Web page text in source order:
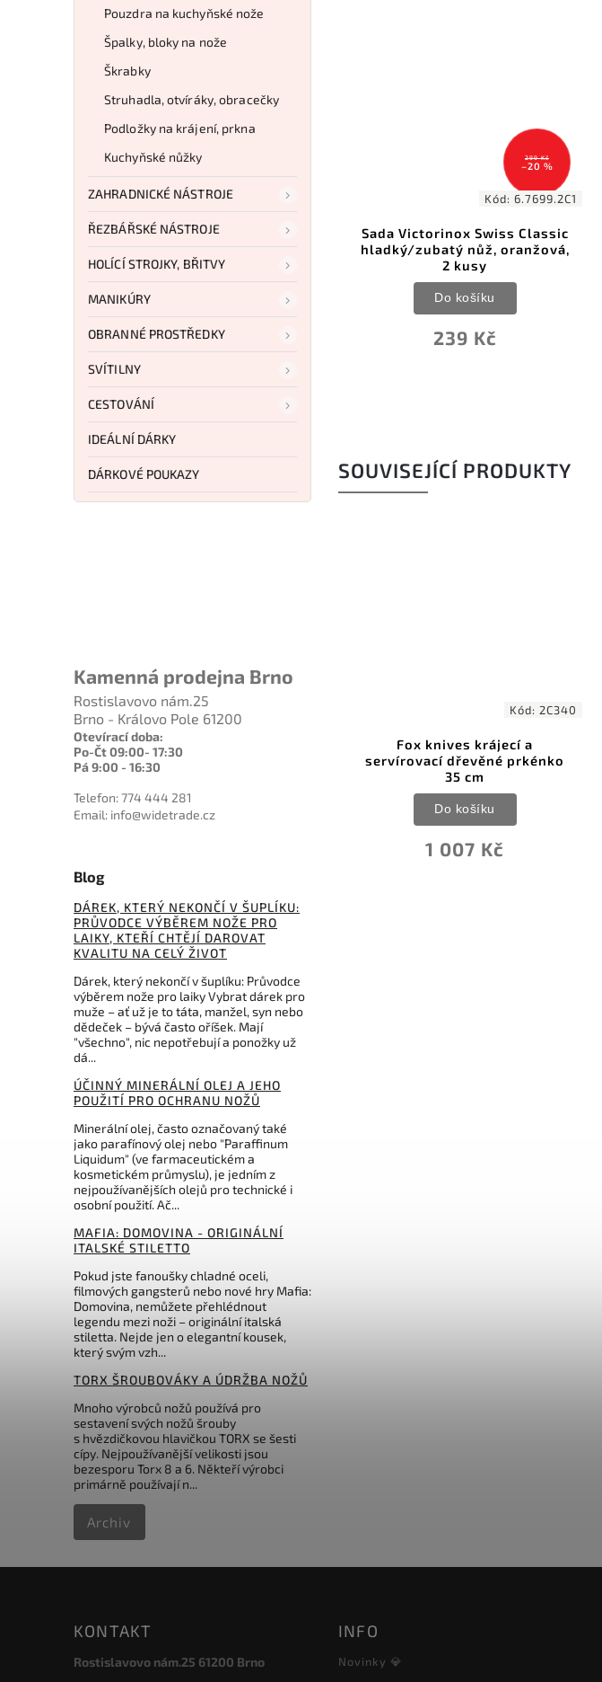
Pouzdra na kuchyňské nože
Špalky, bloky na nože
Škrabky
Struhadla, otvíráky, obracečky
Podložky na krájení, prkna
Kuchyňské nůžky
ZAHRADNICKÉ NÁSTROJE
ŘEZBÁŘSKÉ NÁSTROJE
HOLÍCÍ STROJKY, BŘITVY
MANIKÚRY
OBRANNÉ PROSTŘEDKY
SVÍTILNY
CESTOVÁNÍ
IDEÁLNÍ DÁRKY
DÁRKOVÉ POUKAZY
Kamenná prodejna Brno
Rostislavovo nám.25
Brno - Královo Pole 61200
Otevírací doba:
Po-Čt 09:00- 17:30
Pá 9:00 - 16:30
Telefon: 774 444 281
Email: info@widetrade.cz
Blog
DÁREK, KTERÝ NEKONČÍ V ŠUPLÍKU:
PRŮVODCE VÝBĚREM NOŽE PRO
LAIKY, KTEŘÍ CHTĚJÍ DAROVAT
KVALITU NA CELÝ ŽIVOT
Dárek, který nekončí v šuplíku: Průvodce
výběrem nože pro laiky Vybrat dárek pro
muže – ať už je to táta, manžel, syn nebo
dědeček – bývá často oříšek. Mají
"všechno", nic nepotřebují a ponožky už
dá...
ÚČINNÝ MINERÁLNÍ OLEJ A JEHO
POUŽITÍ PRO OCHRANU NOŽŮ
Minerální olej, často označovaný také
jako parafínový olej nebo "Paraffinum
Liquidum" (ve farmaceutickém a
kosmetickém průmyslu), je jedním z
nejpoužívanějších olejů pro technické i
osobní použití. Ač...
MAFIA: DOMOVINA - ORIGINÁLNÍ
ITALSKÉ STILETTO
Pokud jste fanoušky chladné oceli,
filmových gangsterů nebo nové hry Mafia:
Domovina, nemůžete přehlédnout
legendu mezi noži – originální italská
stiletta. Nejde jen o elegantní kousek,
který svým vzh...
TORX ŠROUBOVÁKY A ÚDRŽBA NOŽŮ
Mnoho výrobců nožů používá pro
sestavení svých nožů šrouby
s hvězdičkovou hlavičkou TORX se šesti
cípy. Nejpoužívanější velikosti jsou
bezesporu Torx 8 a 6. Někteří výrobci
primárně používají n...
Archiv
Kód: SP0210
Samura dvoudílná sada nožů
PRO-S
3 049 Kč
Do košíku
299 Kč
–20 %
Kód: 6.7699.2C1
Sada Victorinox Swiss Classic
hladký/zubatý nůž, oranžová,
2 kusy
239 Kč
Do košíku
SOUVISEJÍCÍ PRODUKTY
CONTINENTA Prkénko na
krájení a servírování Duracore
Do košíku
Kód: 2C340
Fox knives krájecí a
servírovací dřevěné prkénko
35 cm
1 007 Kč
Do košíku
KONTAKT
Rostislavovo nám.25 61200 Brno
INFO
Novinky 💎